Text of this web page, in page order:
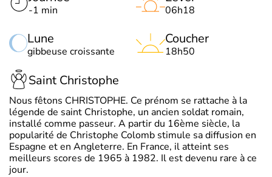
-1 min
Lune
gibbeuse croissante
06h18
Coucher
18h50
Saint Christophe
Nous fêtons CHRISTOPHE. Ce prénom se rattache à la
légende de saint Christophe, un ancien soldat romain,
installé comme passeur. A partir du 16ème siècle, la
popularité de Christophe Colomb stimule sa diffusion en
Espagne et en Angleterre. En France, il atteint ses
meilleurs scores de 1965 à 1982. Il est devenu rare à ce
jour.